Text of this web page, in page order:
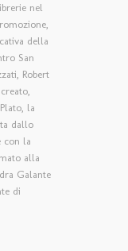
nel
della
San
Robert
la
dallo
con la
alla
Galante
di